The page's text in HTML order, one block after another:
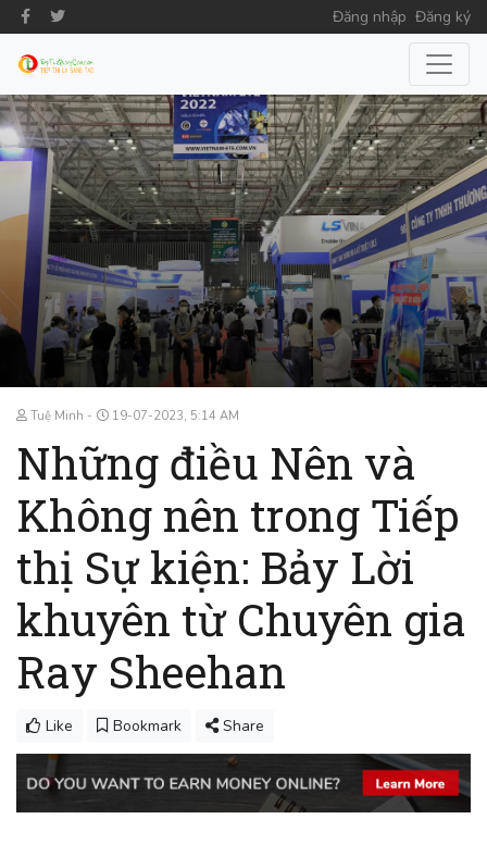
Đăng nhập Đăng ký
Tuệ Minh 19-07-2023, 5:14 AM
Những điều Nên và
Không nên trong Tiếp
thị Sự kiện: Bảy Lời
khuyên từ Chuyên gia
Ray Sheehan
Like Bookmark Share